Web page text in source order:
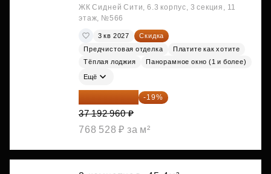
ЖК Сидней Сити, 6.3 корпус, 3 секция, 11
этаж, №566
3 кв 2027
Скидка
Предчистовая отделка
Платите как хотите
Тёплая лоджия
Панорамное окно (1 и более)
Ещё
30 126 298 ₽ -19%
37 192 960 ₽
768 528 ₽ за м²